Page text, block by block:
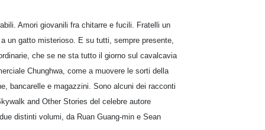
Amori giovanili fra chitarre e fucili. Fratelli un
un gatto misterioso. E su tutti, sempre presente,
che se ne sta tutto il giorno sul cavalcavia
Chunghwa, come a muovere le sorti della
bancarelle e magazzini. Sono alcuni dei racconti
and Other Stories del celebre autore
distinti volumi, da Ruan Guang-min e Sean